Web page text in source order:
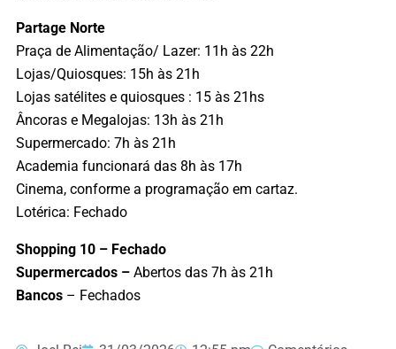
Partage Norte
Praça de Alimentação/ Lazer: 11h às 22h
Lojas/Quiosques: 15h às 21h
Lojas satélites e quiosques : 15 às 21hs
Âncoras e Megalojas: 13h às 21h
Supermercado: 7h às 21h
Academia funcionará das 8h às 17h
Cinema, conforme a programação em cartaz.
Lotérica: Fechado
Shopping 10 – Fechado
Supermercados – Abertos das 7h às 21h
Bancos – Fechados